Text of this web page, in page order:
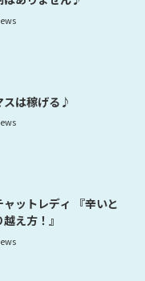
スは稼げる♪
レディ 『辛いと
え方！』